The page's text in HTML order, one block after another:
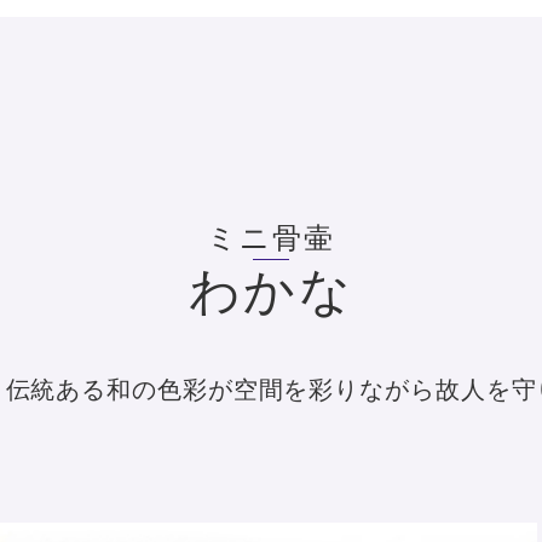
ミニ骨壷
わかな
統ある和の色彩が空間を彩りながら故人を